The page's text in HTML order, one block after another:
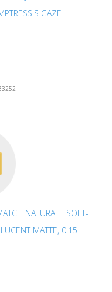
GAZE
NATURALE SOFT-
MATTE, 0.15